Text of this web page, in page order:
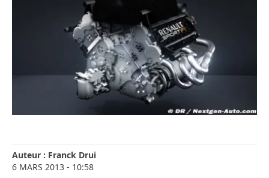
Auteur : Franck Drui
6 MARS 2013 - 10:58